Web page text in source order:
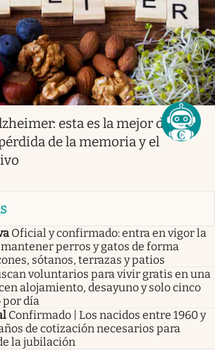
esta es la mejor dieta
de la memoria y el
Oficial y confirmado: entra en vigor la
perros y gatos de forma
sótanos, terrazas y patios
voluntarios para vivir gratis en una
alojamiento, desayuno y solo cinco
por día
Confirmado | Los nacidos entre 1960 y
de cotización necesarios para
la jubilación